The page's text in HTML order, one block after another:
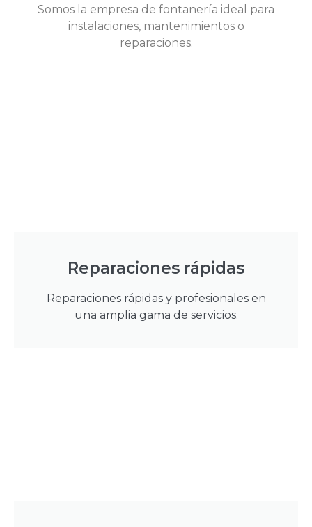
Somos la empresa de fontanería ideal para
instalaciones, mantenimientos o
reparaciones.
Reparaciones rápidas
Reparaciones rápidas y profesionales en
una amplia gama de servicios.